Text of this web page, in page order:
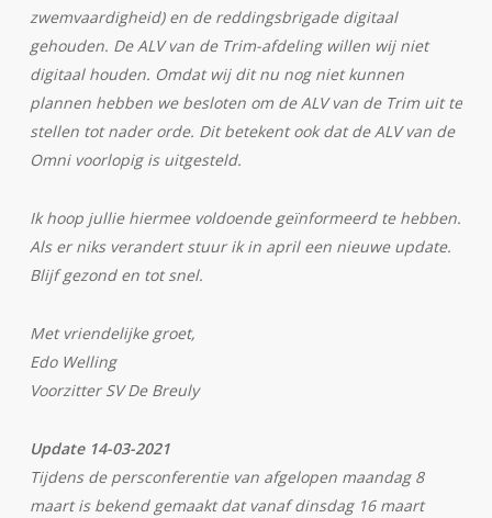
zwemvaardigheid) en de reddingsbrigade digitaal
gehouden. De ALV van de Trim-afdeling willen wij niet
digitaal houden. Omdat wij dit nu nog niet kunnen
plannen hebben we besloten om de ALV van de Trim uit te
stellen tot nader orde. Dit betekent ook dat de ALV van de
Omni voorlopig is uitgesteld.
Ik hoop jullie hiermee voldoende geïnformeerd te hebben.
Als er niks verandert stuur ik in april een nieuwe update.
Blijf gezond en tot snel.
Met vriendelijke groet,
Edo Welling
Voorzitter SV De Breuly
Update 14-03-2021
Tijdens de persconferentie van afgelopen maandag 8
maart is bekend gemaakt dat vanaf dinsdag 16 maart